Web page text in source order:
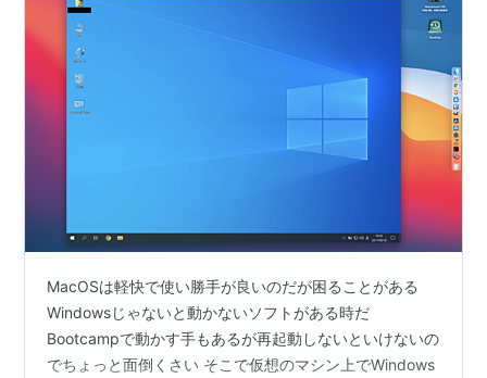
MacOSは軽快で使い勝手が良いのだが困ることがある
Windowsじゃないと動かないソフトがある時だ
Bootcampで動かす手もあるが再起動しないといけないの
でちょっと面倒くさい そこで仮想のマシン上でWindows